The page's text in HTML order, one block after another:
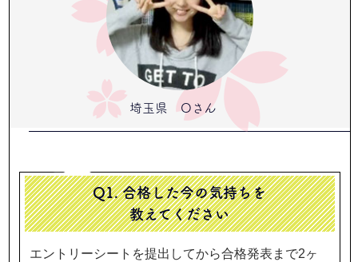
埼玉県 Oさん
Q1. 合格した今の気持ちを
教えてください
エントリーシートを提出してから合格発表まで2ヶ